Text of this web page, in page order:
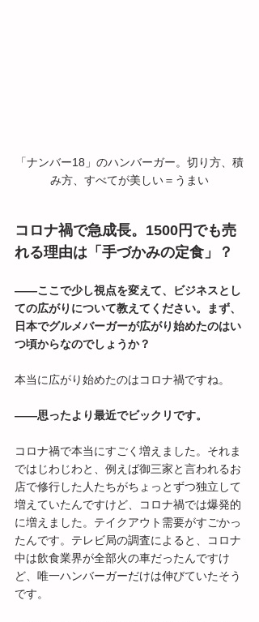
「ナンバー18」のハンバーガー。切り方、積
み方、すべてが美しい＝うまい
コロナ禍で急成長。1500円でも売
れる理由は「手づかみの定食」？
――ここで少し視点を変えて、ビジネスとし
ての広がりについて教えてください。まず、
日本でグルメバーガーが広がり始めたのはい
つ頃からなのでしょうか？
本当に広がり始めたのはコロナ禍ですね。
――思ったより最近でビックリです。
コロナ禍で本当にすごく増えました。それま
ではじわじわと、例えば御三家と言われるお
店で修行した人たちがちょっとずつ独立して
増えていたんですけど、コロナ禍では爆発的
に増えました。テイクアウト需要がすごかっ
たんです。テレビ局の調査によると、コロナ
中は飲食業界が全部火の車だったんですけ
ど、唯一ハンバーガーだけは伸びていたそう
です。